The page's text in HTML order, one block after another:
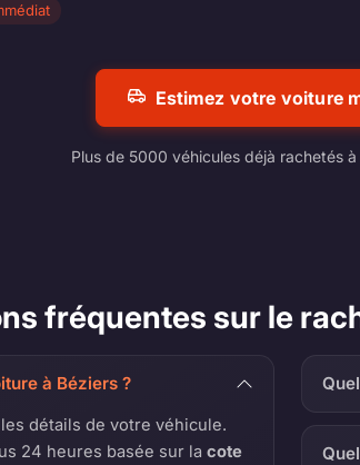
Estimez votre voiture
Plus de 5000 véhicules déjà rachetés
fréquentes sur le
à Béziers ?
détails de votre véhicule.
24 heures basée sur lacote